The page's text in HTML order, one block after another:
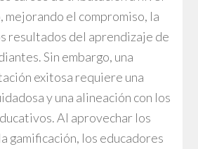
el compromiso, la
resultados del aprendizaje de
Sin embargo, una
exitosa requiere una
y una alineación con los
Al aprovechar los
gamificación, los educadores